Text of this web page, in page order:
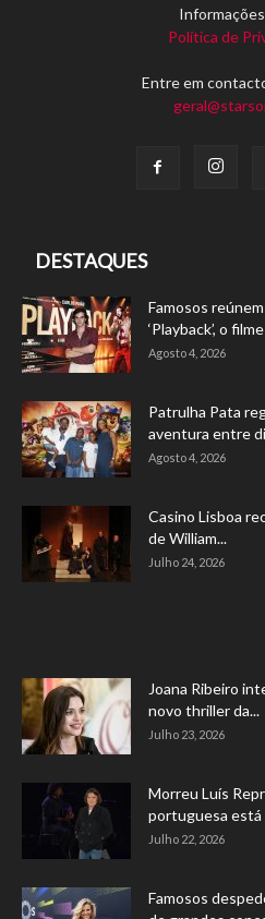
Política de
Entre em
DESTAQUES
Famosos
‘Playback’, o
Agosto 4, 2026
Patrulha Pata
aventura entre
Agosto 4, 2026
Casino Lisboa
de William...
Julho 24, 2026
Joana Ribeiro
novo thriller da...
Julho 23, 2026
Morreu Luís
portuguesa está
Julho 22, 2026
Famosos